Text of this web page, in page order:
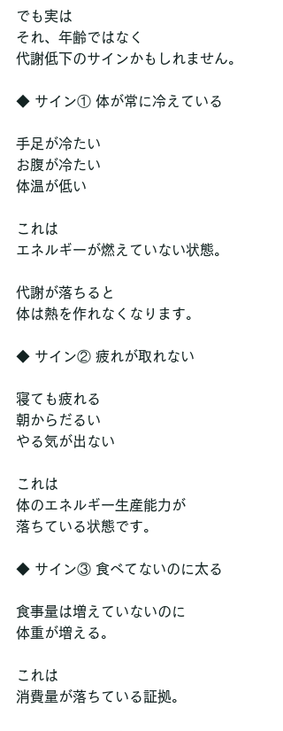
でも実は
それ、年齢ではなく
代謝低下のサインかもしれません。
◆ サイン① 体が常に冷えている
手足が冷たい
お腹が冷たい
体温が低い
これは
エネルギーが燃えていない状態。
代謝が落ちると
体は熱を作れなくなります。
◆ サイン② 疲れが取れない
寝ても疲れる
朝からだるい
やる気が出ない
これは
体のエネルギー生産能力が
落ちている状態です。
◆ サイン③ 食べてないのに太る
食事量は増えていないのに
体重が増える。
これは
消費量が落ちている証拠。